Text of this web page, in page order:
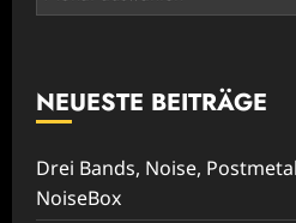
NEUESTE BEITRÄGE
Drei Bands, Noise,
NoiseBox